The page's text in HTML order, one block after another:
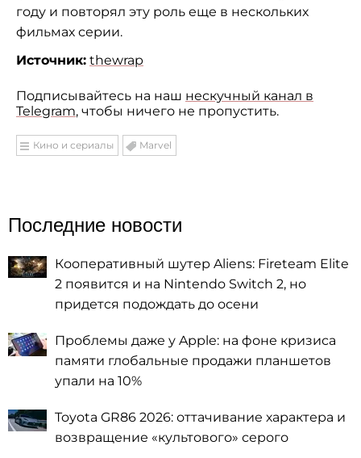
году и повторял эту роль еще в нескольких
фильмах серии.
Источник: thewrap
Подписывайтесь на наш нескучный канал в
Telegram, чтобы ничего не пропустить.
Кино и сериалы Marvel
Последние новости
Кооперативный шутер Aliens: Fireteam Elite
2 появится и на Nintendo Switch 2, но
придется подождать до осени
Проблемы даже у Apple: на фоне кризиса
памяти глобальные продажи планшетов
упали на 10%
Toyota GR86 2026: оттачивание характера и
возвращение «культового» серого